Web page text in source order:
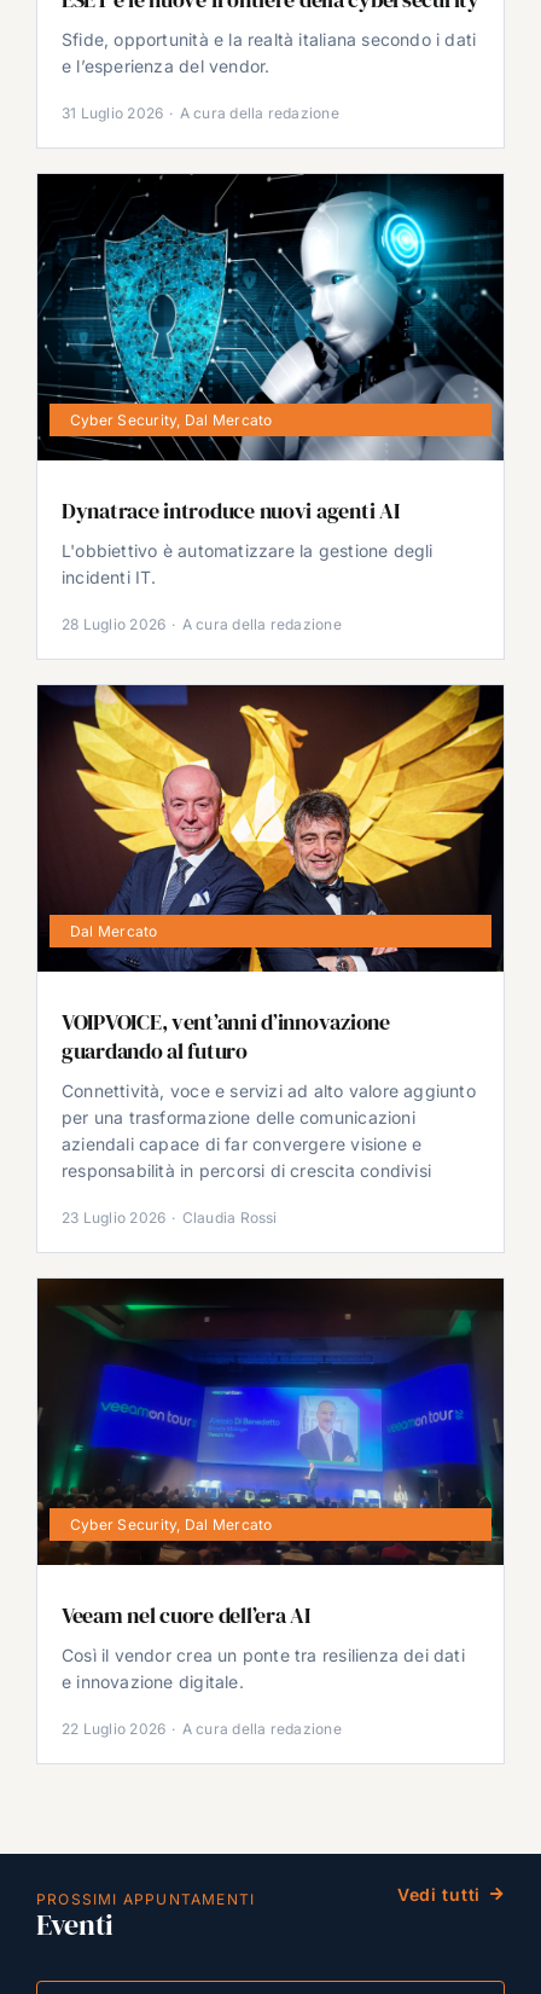
Sfide, opportunità e la realtà italiana secondo i dati
e l’esperienza del vendor.
31 Luglio 2026 · A cura della redazione
Cyber Security, Dal Mercato
Dynatrace introduce nuovi agenti AI
L'obbiettivo è automatizzare la gestione degli
incidenti IT.
28 Luglio 2026 · A cura della redazione
Dal Mercato
VOIPVOICE, vent’anni d’innovazione
guardando al futuro
Connettività, voce e servizi ad alto valore aggiunto
per una trasformazione delle comunicazioni
aziendali capace di far convergere visione e
responsabilità in percorsi di crescita condivisi
23 Luglio 2026 · Claudia Rossi
Cyber Security, Dal Mercato
Veeam nel cuore dell’era AI
Così il vendor crea un ponte tra resilienza dei dati
e innovazione digitale.
22 Luglio 2026 · A cura della redazione
PROSSIMI APPUNTAMENTI
Eventi
Vedi tutti